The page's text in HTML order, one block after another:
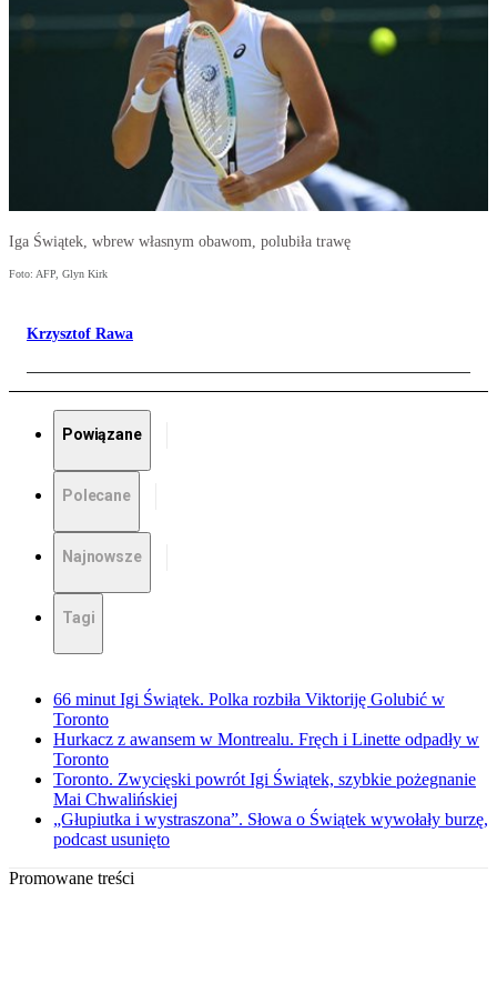
Iga Świątek, wbrew własnym obawom, polubiła trawę
Foto: AFP, Glyn Kirk
Krzysztof Rawa
Powiązane
Polecane
Najnowsze
Tagi
66 minut Igi Świątek. Polka rozbiła Viktoriję Golubić w
Toronto
Hurkacz z awansem w Montrealu. Fręch i Linette odpadły w
Toronto
Toronto. Zwycięski powrót Igi Świątek, szybkie pożegnanie
Mai Chwalińskiej
„Głupiutka i wystraszona”. Słowa o Świątek wywołały burzę,
podcast usunięto
Promowane treści